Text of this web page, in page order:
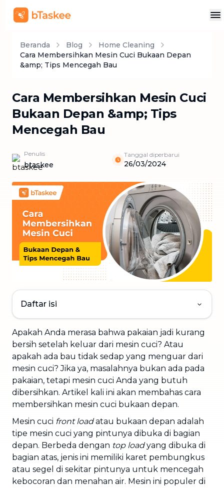
Beranda Blog
Home Cleaning
Cara Membersihkan Mesin Cuci Bukaan Depan
&amp; Tips Mencegah Bau
Cara Membersihkan Mesin Cuci
Bukaan Depan &amp; Tips
Mencegah Bau
Penulis
btaskee
Tanggal diperbarui
26/03/2024
Daftar isi
Apakah Anda merasa bahwa pakaian jadi kurang
bersih setelah keluar dari mesin cuci? Atau
apakah ada bau tidak sedap yang menguar dari
mesin cuci? Jika ya, masalahnya bukan ada pada
pakaian, tetapi mesin cuci Anda yang butuh
dibersihkan. Artikel kali ini akan membahas cara
membersihkan mesin cuci bukaan depan.
Mesin cuci front loadatau bukaan depan adalah
tipe mesin cuci yang pintunya dibuka di bagian
depan. Berbeda dengan top loadyang dibuka di
bagian atas, jenis ini memiliki karet pembungkus
atau segel di sekitar pintunya untuk mencegah
kebocoran dan menahan air. Mesin ini populer di